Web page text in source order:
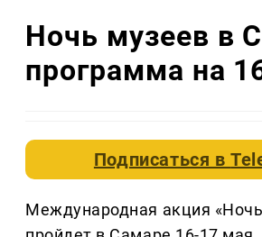
Ночь музеев в
программа на
Подписаться в
Международная акция